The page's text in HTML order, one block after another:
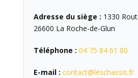
Adresse du siège : 1330
26600 La Roche-de-Glun
Téléphone : 04 75 84 61 80
E-mail : contact@leschassis.fr